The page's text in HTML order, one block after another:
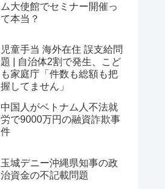
ム大使館でセミナー開催っ
て本当？
児童手当 海外在住 誤支給問
題 | 自治体2割で発生、こど
も家庭庁「件数も総額も把
握してません」
中国人がベトナム人不法就
労で9000万円の融資詐欺事
件
玉城デニー沖縄県知事の政
治資金の不記載問題